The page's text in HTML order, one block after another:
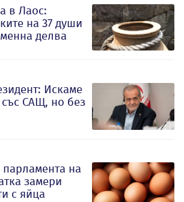
в Лаос:
на 37 души
делва
Искаме
САЩ, но без
на
замери
с яйца